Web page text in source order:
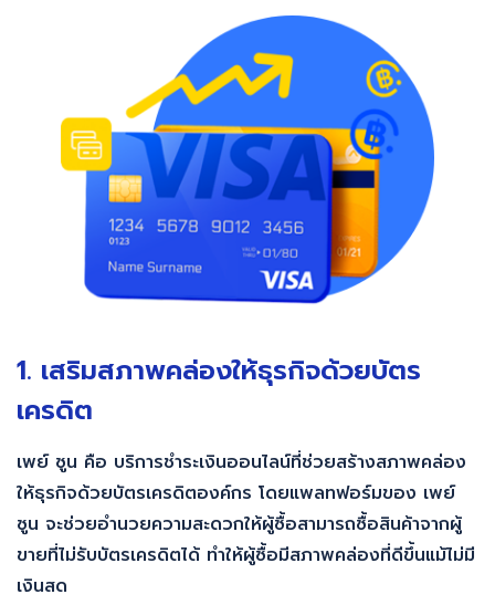
1. เสริมสภาพคล่องให้ธุรกิจด้วยบัตร
เครดิต
เพย์ ซูน คือ บริการชำระเงินออนไลน์ที่ช่วยสร้างสภาพคล่อง
ให้ธุรกิจด้วยบัตรเครดิตองค์กร โดยแพลทฟอร์มของ เพย์
ซูน จะช่วยอำนวยความสะดวกให้ผู้ซื้อสามารถซื้อสินค้าจากผู้
ขายที่ไม่รับบัตรเครดิตได้ ทำให้ผู้ซื้อมีสภาพคล่องที่ดีขึ้นแม้ไม่มี
เงินสด